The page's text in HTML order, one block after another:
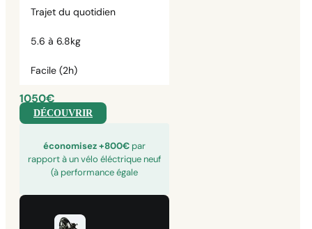
Trajet du quotidien
5.6 à 6.8kg
Facile (2h)
1050€
DÉCOUVRIR
économisez +800€ par
rapport à un vélo éléctrique neuf
(à performance égale